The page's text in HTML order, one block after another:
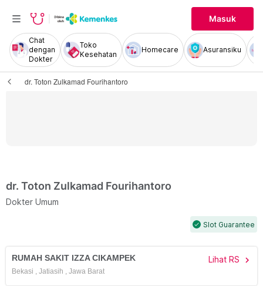
Masuk
Chat
dengan
Dokter
Toko
Kesehatan
Homecare Asuransiku
dr. Toton Zulkamad Fourihantoro
dr. Toton Zulkamad Fourihantoro
Dokter Umum
check Slot Guarantee
RUMAH SAKIT IZZA CIKAMPEK Lihat RS chevron_right
Bekasi , Jatiasih , Jawa Barat